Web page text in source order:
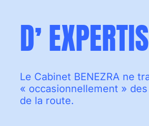
D’
Le Cabinet BENEZRA ne
« occasionnellement »
de la route.